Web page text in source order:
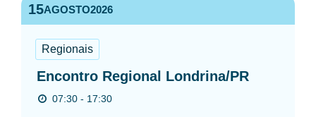
15AGOSTO2026
Regionais
Encontro Regional Londrina/PR
07:30 - 17:30